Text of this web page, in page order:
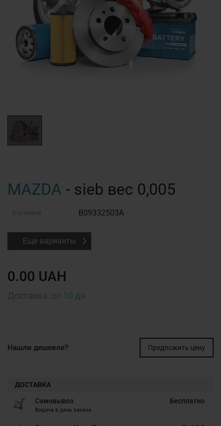
MAZDA - sieb вес 0,005
0 отзывов B09332503A
Еще варианты
0.00 UAH
от 10 дн.
Нашли дешевле? Предложить цену
ДОСТАВКА
Самовывоз
Видача в день заказа
Бесплатно